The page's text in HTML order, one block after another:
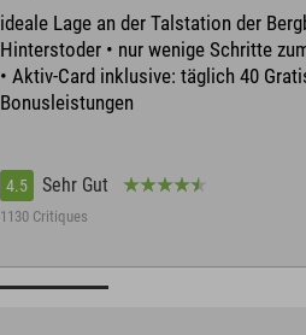
ideale Lage an der Talstation der
Hinterstoder • nur wenige Schritte
• Aktiv-Card inklusive: täglich 40
Bonusleistungen
4.5 Sehr Gut
1130 Critiques